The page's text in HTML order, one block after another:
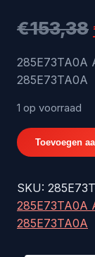
€153,38
285E73TA0A
285E73TA0A
1 op voorraad
285E73TA0A
ANTENNE
ENTRY
285E73TA0A
aantal
Toevoegen
SKU:
285E73TA0A
285E73TA0A